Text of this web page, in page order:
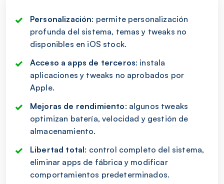
Personalización: permite personalización
profunda del sistema, temas y tweaks no
disponibles en iOS stock.
Acceso a apps de terceros: instala
aplicaciones y tweaks no aprobados por
Apple.
Mejoras de rendimiento: algunos tweaks
optimizan batería, velocidad y gestión de
almacenamiento.
Libertad total: control completo del sistema,
eliminar apps de fábrica y modificar
comportamientos predeterminados.